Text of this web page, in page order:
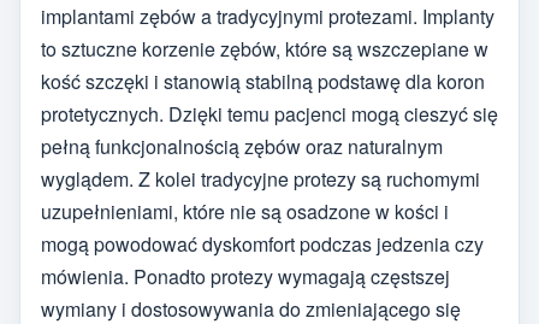
implantami zębów a tradycyjnymi protezami. Implanty
to sztuczne korzenie zębów, które są wszczepiane w
kość szczęki i stanowią stabilną podstawę dla koron
protetycznych. Dzięki temu pacjenci mogą cieszyć się
pełną funkcjonalnością zębów oraz naturalnym
wyglądem. Z kolei tradycyjne protezy są ruchomymi
uzupełnieniami, które nie są osadzone w kości i
mogą powodować dyskomfort podczas jedzenia czy
mówienia. Ponadto protezy wymagają częstszej
wymiany i dostosowywania do zmieniającego się